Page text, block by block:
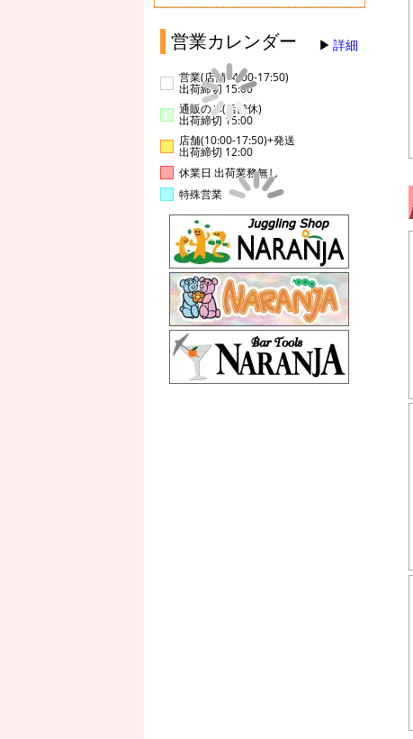
営業カレンダー 詳細
営業(店舗14:00-17:50)
出荷締切 15:00
通販のみ(店舗休)
出荷締切 15:00
店舗(10:00-17:50)+発送
出荷締切 12:00
休業日 出荷業務無し
特殊営業